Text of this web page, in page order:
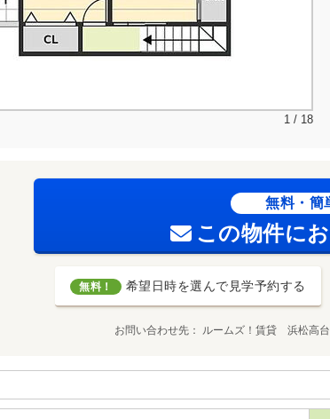
1 / 18
無料・簡
この物件に
無料！ 希望日時を選んで見学予約する
お問い合わせ先 ルームズ！賃貸 浜松高